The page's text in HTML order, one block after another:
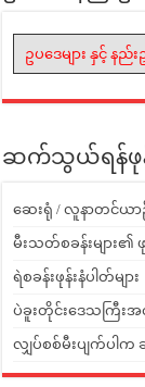
ဥပဒေများ နှင့် နည်
ဆက်သွယ်ရန်ဖုန်း
ဆေးရုံ / လူနာတင်ယာ
မီးသတ်စခန်းများ၏ ဖု
ရဲစခန်းဖုန်းနံပါတ်များ
ပဲခူးတိုင်းဒေသကြီးအ
လျှပ်စစ်မီးပျက်ပါ